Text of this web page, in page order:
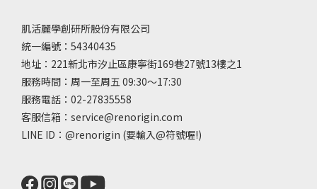
肌活麗學創研所股份有限公司
統一編號：54340435
地址：221新北市汐止區康寧街169巷27號13樓之1
服務時間：周一至周五 09:30～17:30
服務電話：02-27835558
客服信箱：service@renorigin.com
LINE ID： @renorigin (要輸入@符號喔!)